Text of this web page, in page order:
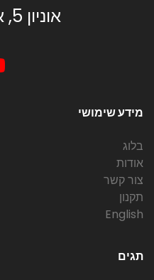
אוניון 5, אשדוד
מידע שימושי
בלוג
אודות
צור קשר
תקנון
English
תגים